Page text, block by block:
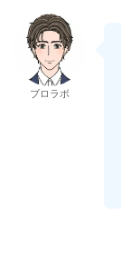
ブロラボ